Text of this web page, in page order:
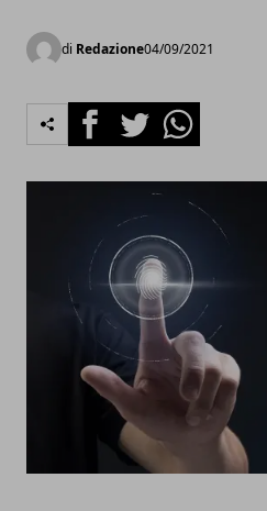
di Redazione04/09/2021
FacebookTwitterWhatsapp